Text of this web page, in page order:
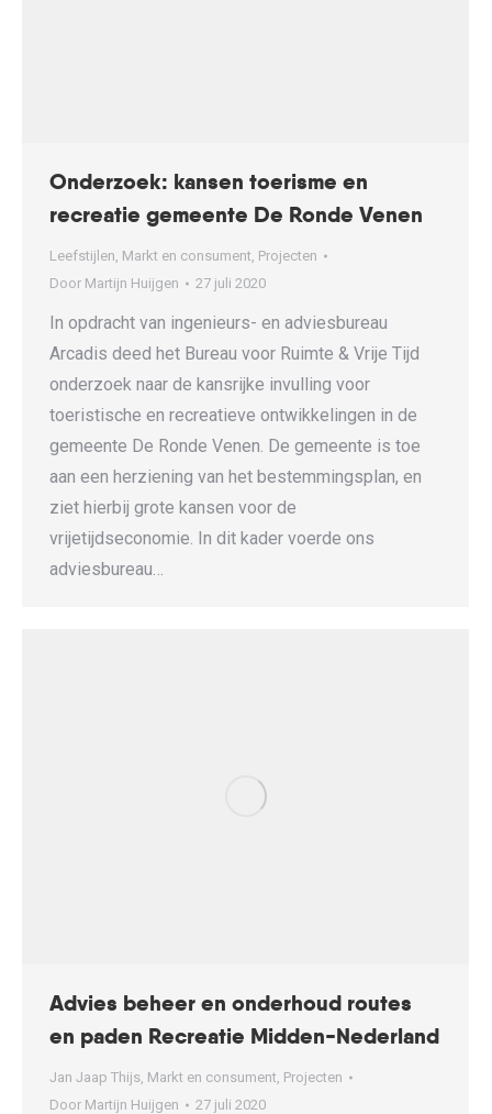
Onderzoek: kansen toerisme en
recreatie gemeente De Ronde Venen
Leefstijlen, Markt en consument, Projecten
Door Martijn Huijgen 27 juli 2020
In opdracht van ingenieurs- en adviesbureau
Arcadis deed het Bureau voor Ruimte & Vrije Tijd
onderzoek naar de kansrijke invulling voor
toeristische en recreatieve ontwikkelingen in de
gemeente De Ronde Venen. De gemeente is toe
aan een herziening van het bestemmingsplan, en
ziet hierbij grote kansen voor de
vrijetijdseconomie. In dit kader voerde ons
adviesbureau…
Advies beheer en onderhoud routes
en paden Recreatie Midden-Nederland
Jan Jaap Thijs, Markt en consument, Projecten
Door Martijn Huijgen 27 juli 2020